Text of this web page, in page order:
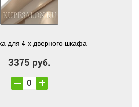
для 4-х дверного шкафа
3375 руб.